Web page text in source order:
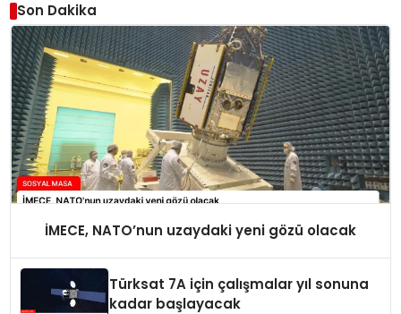
Son Dakika
İMECE, NATO’nun uzaydaki yeni gözü olacak
Türksat 7A için çalışmalar yıl sonuna
kadar başlayacak